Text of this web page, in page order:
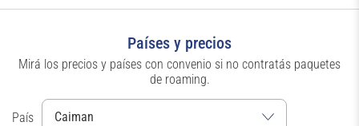
Países y precios
Mirá los precios y países con convenio si no contratás paquetes
de roaming.
País